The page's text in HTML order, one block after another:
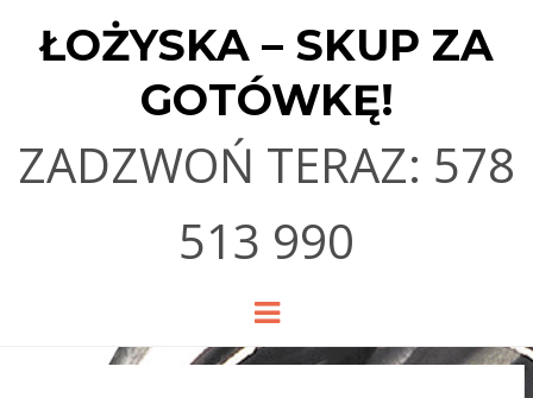
ŁOŻYSKA – SKUP ZA
GOTÓWKĘ!
ZADZWOŃ TERAZ: 578
513 990
Menu